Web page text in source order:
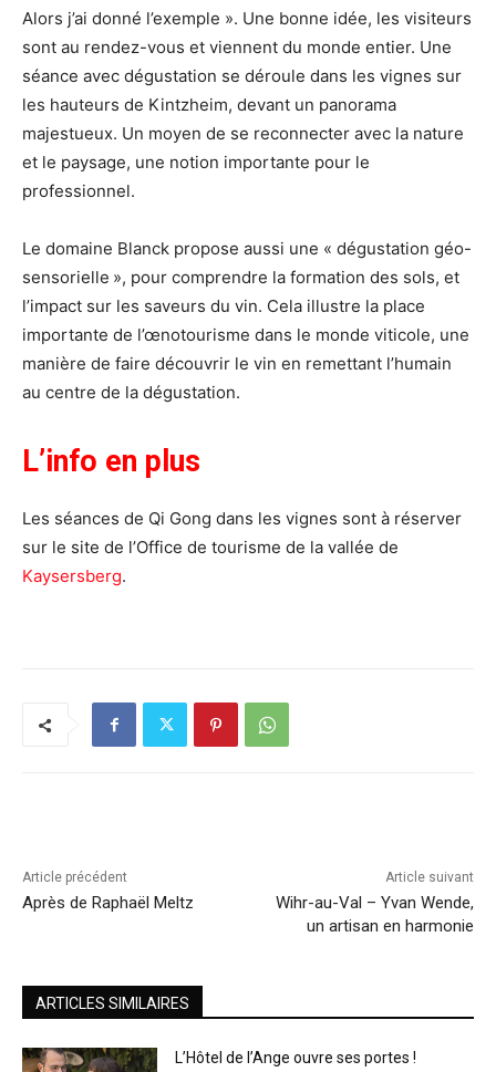
Alors j’ai donné l’exemple ». Une bonne idée, les visiteurs
sont au rendez-vous et viennent du monde entier. Une
séance avec dégustation se déroule dans les vignes sur
les hauteurs de Kintzheim, devant un panorama
majestueux. Un moyen de se reconnecter avec la nature
et le paysage, une notion importante pour le
professionnel.
Le domaine Blanck propose aussi une « dégustation géo-
sensorielle », pour comprendre la formation des sols, et
l’impact sur les saveurs du vin. Cela illustre la place
importante de l’œnotourisme dans le monde viticole, une
manière de faire découvrir le vin en remettant l’humain
au centre de la dégustation.
L’info en plus
Les séances de Qi Gong dans les vignes sont à réserver
sur le site de l’Office de tourisme de la vallée de
Kaysersberg.
Article précédent
Après de Raphaël Meltz
Article suivant
Wihr-au-Val – Yvan Wende,
un artisan en harmonie
ARTICLES SIMILAIRES
L’Hôtel de l’Ange ouvre ses portes !